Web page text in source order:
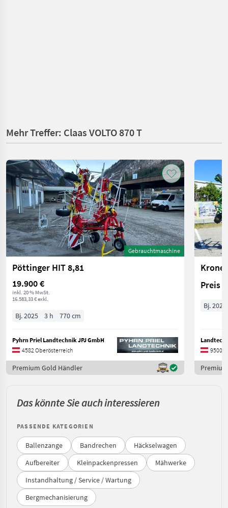
Mehr Treffer: Claas VOLTO 870 T
Gebrauchtmaschine
Pöttinger HIT 8,81
19.900 €
inkl. 20 % MwSt.
16.583,33 € exkl.
Bj. 2025 3 h 770 cm
Pyhrn Priel Landtechnik JPJ GmbH
4582 Oberösterreich
Premium Gold Händler
Krone
Preis
Bj. 2025
9500
Das könnte Sie auch interessieren
PASSENDE KATEGORIEN
Ballenzange Bandrechen
Häckselwagen
Aufbereiter
Kleinpackenpressen
Mähwerke
Instandhaltung / Service / Wartung
Bergmechanisierung